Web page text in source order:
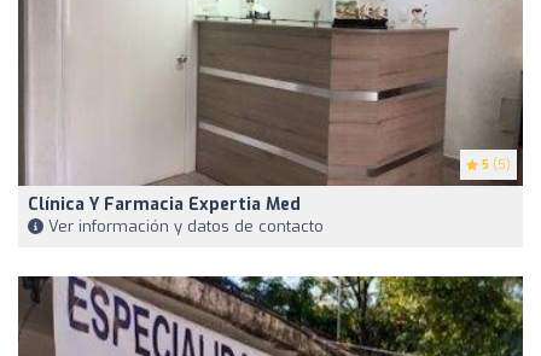
5 (5)
Clínica Y Farmacia Expertia Med
Ver información y datos de contacto